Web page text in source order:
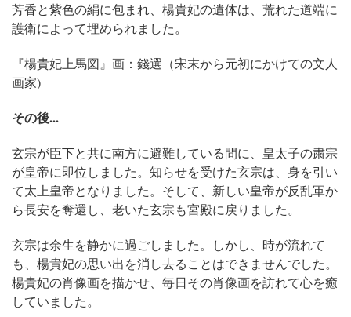
芳香と紫色の絹に包まれ、楊貴妃の遺体は、荒れた道端に
護衛によって埋められました。
『楊貴妃上馬図』画：錢選（宋末から元初にかけての文人
画家)
その後...
玄宗が臣下と共に南方に避難している間に、皇太子の粛宗
が皇帝に即位しました。知らせを受けた玄宗は、身を引い
て太上皇帝となりました。そして、新しい皇帝が反乱軍か
ら長安を奪還し、老いた玄宗も宮殿に戻りました。
玄宗は余生を静かに過ごしました。しかし、時が流れて
も、楊貴妃の思い出を消し去ることはできませんでした。
楊貴妃の肖像画を描かせ、毎日その肖像画を訪れて心を癒
していました。